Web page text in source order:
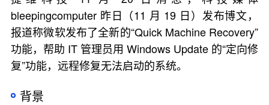
bleepingcomputer 昨日（11 月 19 日）发布博文，
报道称微软发布了全新的“Quick Machine Recovery”
功能，帮助 IT 管理员用 Windows Update 的“定向修
复”功能，远程修复无法启动的系统。
背景